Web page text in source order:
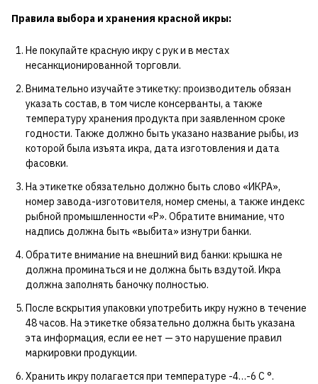
Правила выбора и хранения красной икры:
Не покупайте красную икру с рук и в местах
несанкционированной торговли.
Внимательно изучайте этикетку: производитель обязан
указать состав, в том числе консерванты, а также
температуру хранения продукта при заявленном сроке
годности. Также должно быть указано название рыбы, из
которой была изъята икра, дата изготовления и дата
фасовки.
На этикетке обязательно должно быть слово «ИКРА»,
номер завода-изготовителя, номер смены, а также индекс
рыбной промышленности «Р». Обратите внимание, что
надпись должна быть «выбита» изнутри банки.
Обратите внимание на внешний вид банки: крышка не
должна проминаться и не должна быть вздутой. Икра
должна заполнять баночку полностью.
После вскрытия упаковки употребить икру нужно в течение
48 часов. На этикетке обязательно должна быть указана
эта информация, если ее нет — это нарушение правил
маркировки продукции.
Хранить икру полагается при температуре -4…-6 С °.